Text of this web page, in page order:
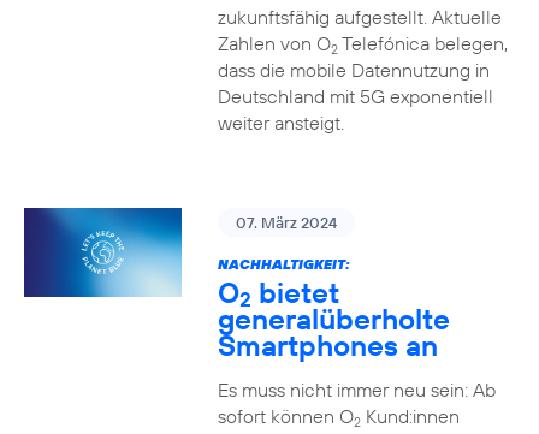
zukunftsfähig aufgestellt. Aktuelle
Zahlen von O2Telefónica belegen,
dass die mobile Datennutzung in
Deutschland mit 5G exponentiell
weiter ansteigt.
07. März 2024
NACHHALTIGKEIT:
O2 bietet
generalüberholte
Smartphones an
Es muss nicht immer neu sein: Ab
sofort können O2Kund:innen